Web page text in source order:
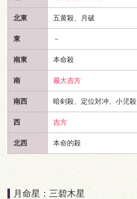
北東 五黄殺、月破
東 －
南東 本命殺
南 最大吉方
南西 暗剣殺、定位対冲、小児殺
西 吉方
北西 本命的殺
月命星：三碧木星